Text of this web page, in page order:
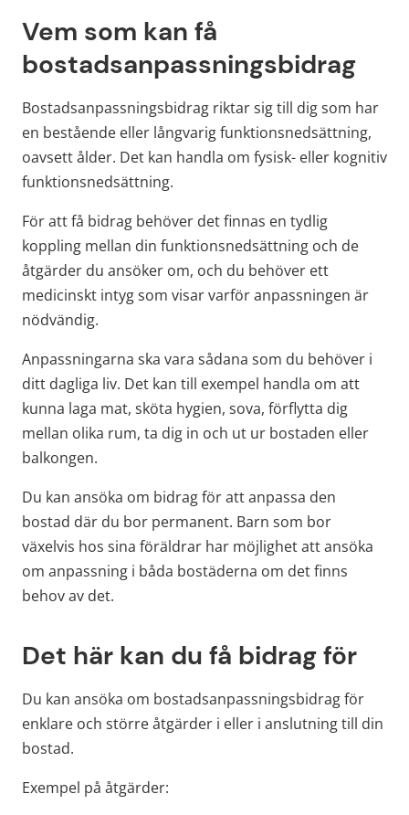
Vem som kan få
bostadsanpassningsbidrag
Bostadsanpassningsbidrag riktar sig till dig som har
en bestående eller långvarig funktionsnedsättning,
oavsett ålder. Det kan handla om fysisk- eller kognitiv
funktionsnedsättning.
För att få bidrag behöver det finnas en tydlig
koppling mellan din funktionsnedsättning och de
åtgärder du ansöker om, och du behöver ett
medicinskt intyg som visar varför anpassningen är
nödvändig.
Anpassningarna ska vara sådana som du behöver i
ditt dagliga liv. Det kan till exempel handla om att
kunna laga mat, sköta hygien, sova, förflytta dig
mellan olika rum, ta dig in och ut ur bostaden eller
balkongen.
Du kan ansöka om bidrag för att anpassa den
bostad där du bor permanent. Barn som bor
växelvis hos sina föräldrar har möjlighet att ansöka
om anpassning i båda bostäderna om det finns
behov av det.
Det här kan du få bidrag för
Du kan ansöka om bostadsanpassningsbidrag för
enklare och större åtgärder i eller i anslutning till din
bostad.
Exempel på åtgärder: